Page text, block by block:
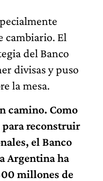
cambiario. El
del Banco
divisas y puso
la mesa.
camino. Como
reconstruir
el Banco
Argentina ha
millones de